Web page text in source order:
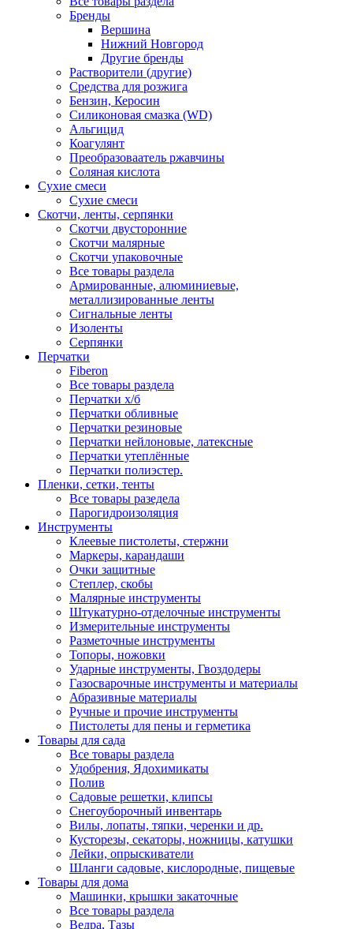
Бренды
Вершина
Нижний Новгород
Другие бренды
Растворители (другие)
Средства для розжига
Бензин, Керосин
Силиконовая смазка (WD)
Альгицид
Коагулянт
Преобразоваатель ржавчины
Соляная кислота
Сухие смеси
Сухие смеси
Скотчи, ленты, серпянки
Скотчи двусторонние
Скотчи малярные
Скотчи упаковочные
Все товары раздела
Армированные, алюминиевые,
металлизированные ленты
Сигнальные ленты
Изоленты
Серпянки
Перчатки
Fiberon
Все товары раздела
Перчатки х/б
Перчатки обливные
Перчатки резиновые
Перчатки нейлоновые, латексные
Перчатки утеплённые
Перчатки полиэстер.
Пленки, сетки, тенты
Все товары разедела
Парогидроизоляция
Инструменты
Клеевые пистолеты, стержни
Маркеры, карандаши
Очки защитные
Степлер, скобы
Малярные инструменты
Штукатурно-отделочные инструменты
Измерительные инструменты
Разметочные инструменты
Топоры, ножовки
Ударные инструменты, Гвоздодеры
Газосварочные инструменты и материалы
Абразивные материалы
Ручные и прочие инструменты
Пистолеты для пены и герметика
Товары для сада
Все товары раздела
Удобрения, Ядохимикаты
Полив
Садовые решетки, клипсы
Снегоуборочный инвентарь
Вилы, лопаты, тяпки, черенки и др.
Кусторезы, секаторы, ножницы, катушки
Лейки, опрыскиватели
Шланги садовые, кислородные, пищевые
Товары для дома
Машинки, крышки закаточные
Все товары раздела
Ведра, Тазы